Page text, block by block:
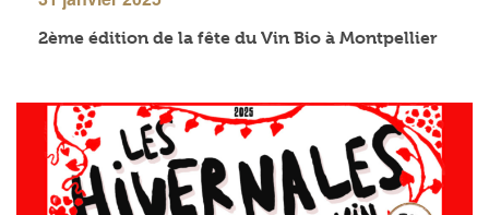
2ème édition de la fête du Vin Bio à Montpellier